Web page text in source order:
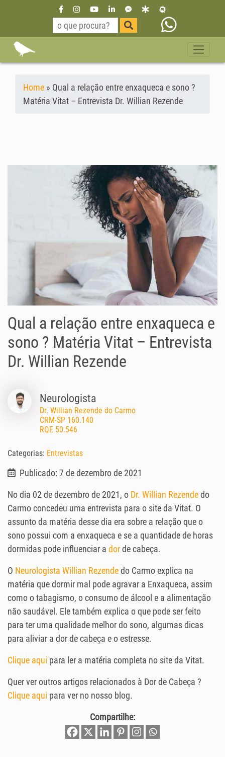
Home » Qual a relação entre enxaqueca e sono ?
Matéria Vitat – Entrevista Dr. Willian Rezende
Qual a relação entre enxaqueca e
sono ? Matéria Vitat – Entrevista
Dr. Willian Rezende
Neurologista
Dr. Willian Rezende do Carmo
CRM-SP 160.140
RQE 50.546
Categorias: Entrevistas
Publicado: 7 de dezembro de 2021
No dia 02 de dezembro de 2021, o Dr. Willian Rezendedo
Carmo concedeu uma entrevista para o site da Vitat. O
assunto da matéria desse dia era sobre a relação que o
sono possui com a enxaqueca e se a quantidade de horas
dormidas pode influenciar a dorde cabeça.
O Neurologista Willian Rezendedo Carmo explica na
matéria que dormir mal pode agravar a Enxaqueca, assim
como o tabagismo, o consumo de álcool e a alimentação
não saudável. Ele também explica o que pode ser feito
para ter uma qualidade melhor do sono, algumas dicas
para aliviar a dor de cabeça e o estresse.
Clique aqui para ler a matéria completa no site da Vitat.
Quer ver outros artigos relacionados à Dor de Cabeça ?
Clique aqui para ver no nosso blog.
Compartilhe: